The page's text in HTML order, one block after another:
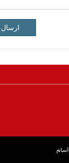
ارسال